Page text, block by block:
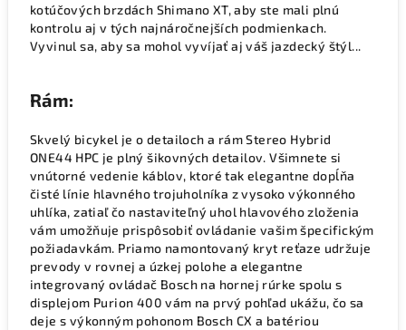
kotúčových brzdách Shimano XT, aby ste mali plnú
kontrolu aj v tých najnáročnejších podmienkach.
Vyvinul sa, aby sa mohol vyvíjať aj váš jazdecký štýl...
Rám:
Skvelý bicykel je o detailoch a rám Stereo Hybrid
ONE44 HPC je plný šikovných detailov. Všimnete si
vnútorné vedenie káblov, ktoré tak elegantne dopĺňa
čisté línie hlavného trojuholníka z vysoko výkonného
uhlíka, zatiaľ čo nastaviteľný uhol hlavového zloženia
vám umožňuje prispôsobiť ovládanie vašim špecifickým
požiadavkám. Priamo namontovaný kryt reťaze udržuje
prevody v rovnej a úzkej polohe a elegantne
integrovaný ovládač Bosch na hornej rúrke spolu s
displejom Purion 400 vám na prvý pohľad ukážu, čo sa
deje s výkonným pohonom Bosch CX a batériou